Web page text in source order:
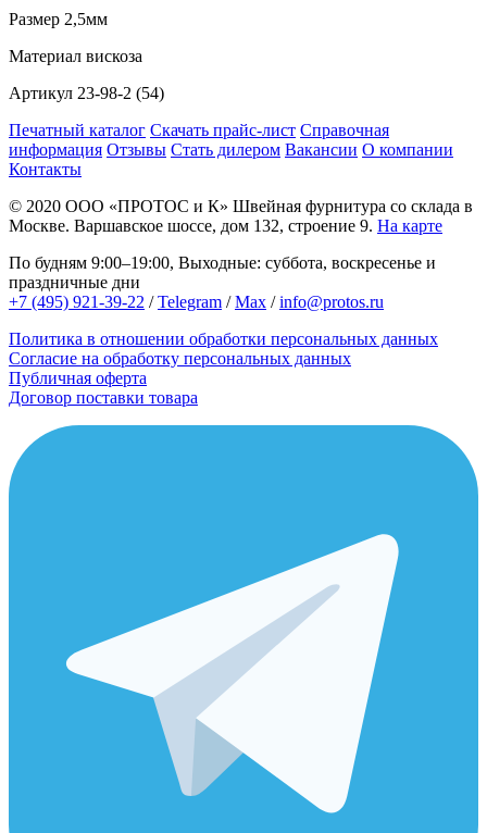
Размер 2,5мм
Материал вискоза
Артикул 23-98-2 (54)
Печатный каталог Скачать прайс-лист Справочная
информация Отзывы Стать дилером Вакансии О компании
Контакты
© 2020 ООО «ПРОТОС и К» Швейная фурнитура со склада в
Москве. Варшавское шоссе, дом 132, строение 9. На карте
По будням 9:00–19:00, Выходные: суббота, воскресенье и
праздничные дни
+7 (495) 921-39-22 /Telegram /Max /info@protos.ru
Политика в отношении обработки персональных данных
Согласие на обработку персональных данных
Публичная оферта
Договор поставки товара